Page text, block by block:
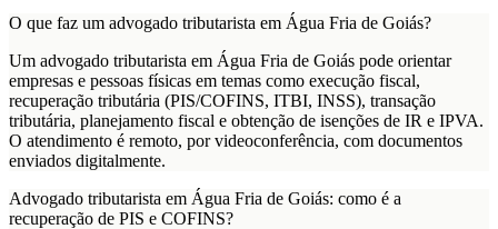
O que faz um advogado tributarista em Água Fria de Goiás?
Um advogado tributarista em Água Fria de Goiás pode orientar
empresas e pessoas físicas em temas como execução fiscal,
recuperação tributária (PIS/COFINS, ITBI, INSS), transação
tributária, planejamento fiscal e obtenção de isenções de IR e IPVA.
O atendimento é remoto, por videoconferência, com documentos
enviados digitalmente.
Advogado tributarista em Água Fria de Goiás: como é a
recuperação de PIS e COFINS?